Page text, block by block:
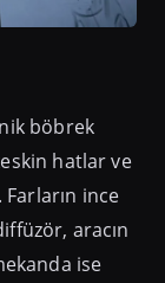
böbrek
hatlar ve
ince
aracın
ise